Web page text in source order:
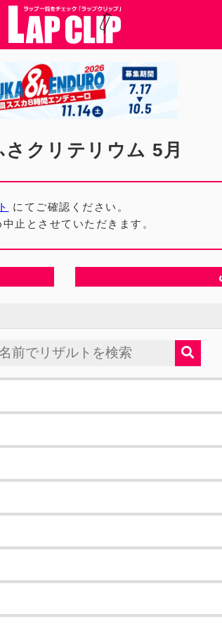
さクリテリウム 5月
にてご確認ください。
止とさせていただきます。